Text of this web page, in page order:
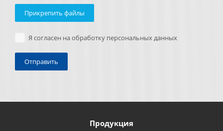
Прикрепить файлы
Я согласен на обработку персональных данных
Продукция